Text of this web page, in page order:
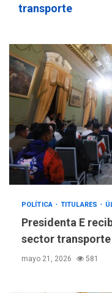
transporte
POLÍTICA TITULARES
Presidenta E
sector
mayo 21, 2026 581